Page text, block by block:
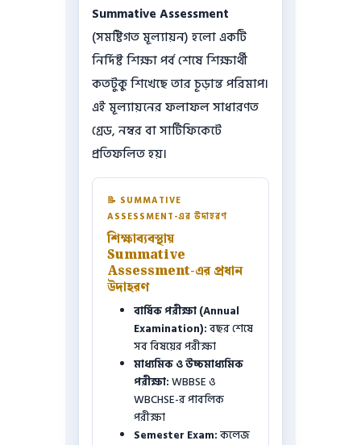
Summative Assessment
(সমষ্টিগত মূল্যায়ন) হলো একটি
নির্দিষ্ট শিক্ষা পর্ব শেষে শিক্ষার্থী
কতটুকু শিখেছে তার চূড়ান্ত পরিমাপ।
এই মূল্যায়নের ফলাফল সাধারণত
গ্রেড, নম্বর বা সার্টিফিকেটে
প্রতিফলিত হয়।
📝 SUMMATIVE
ASSESSMENT-এর উদাহরণ
শিক্ষাব্যবস্থায়
Summative
Assessment-এর প্রধান
উদাহরণ
বার্ষিক পরীক্ষা (Annual
Examination):বছর শেষে
সব বিষয়ের পরীক্ষা
মাধ্যমিক ও উচ্চমাধ্যমিক
পরীক্ষা:WBBSE ও
WBCHSE-র পাবলিক
পরীক্ষা
Semester Exam:কলেজ